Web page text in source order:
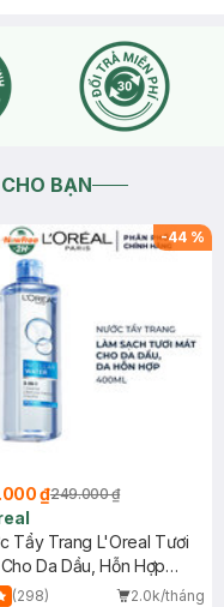
BẠN
-44 %
₫249.000 ₫
Tẩy Trang L'Oreal Tươi
Da Dầu, Hỗn Hợp
(298)
2.0k/tháng